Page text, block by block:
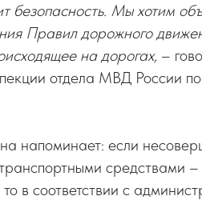
безопасность. Мы хотим
Правил дорожного
на дорогах, –
отдела МВД России
напоминает: если
средствами
в соответствии с